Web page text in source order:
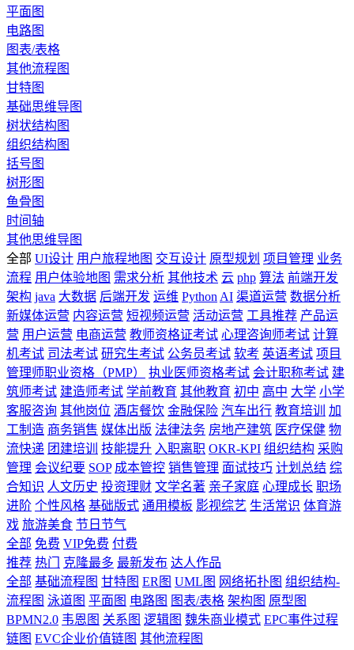
平面图
电路图
图表/表格
其他流程图
甘特图
基础思维导图
树状结构图
组织结构图
括号图
树形图
鱼骨图
时间轴
其他思维导图
全部 UI设计 用户旅程地图 交互设计 原型规划 项目管理 业务
流程 用户体验地图 需求分析 其他技术 云 php 算法 前端开发
架构 java 大数据 后端开发 运维 Python AI 渠道运营 数据分析
新媒体运营 内容运营 短视频运营 活动运营 工具推荐 产品运
营 用户运营 电商运营 教师资格证考试 心理咨询师考试 计算
机考试 司法考试 研究生考试 公务员考试 软考 英语考试 项目
管理师职业资格（PMP）
执业医师资格考试 会计职称考试 建
筑师考试 建造师考试 学前教育 其他教育 初中 高中 大学 小学
客服咨询 其他岗位 酒店餐饮 金融保险 汽车出行 教育培训
加
工制造 商务销售 媒体出版 法律法务 房地产建筑 医疗保健 物
流快递 团建培训 技能提升 入职离职 OKR-KPI 组织结构 采购
管理 会议纪要 SOP 成本管控 销售管理 面试技巧 计划总结 综
合知识 人文历史 投资理财 文学名著 亲子家庭 心理成长 职场
进阶 个性风格 基础版式 通用模板 影视综艺 生活常识 体育游
戏 旅游美食 节日节气
全部 免费 VIP免费 付费
推荐 热门 克隆最多 最新发布 达人作品
全部 基础流程图 甘特图 ER图 UML图 网络拓扑图 组织结构-
流程图 泳道图 平面图 电路图 图表/表格 架构图 原型图
BPMN2.0 韦恩图 关系图 逻辑图 魏朱商业模式 EPC事件过程
链图 EVC企业价值链图 其他流程图